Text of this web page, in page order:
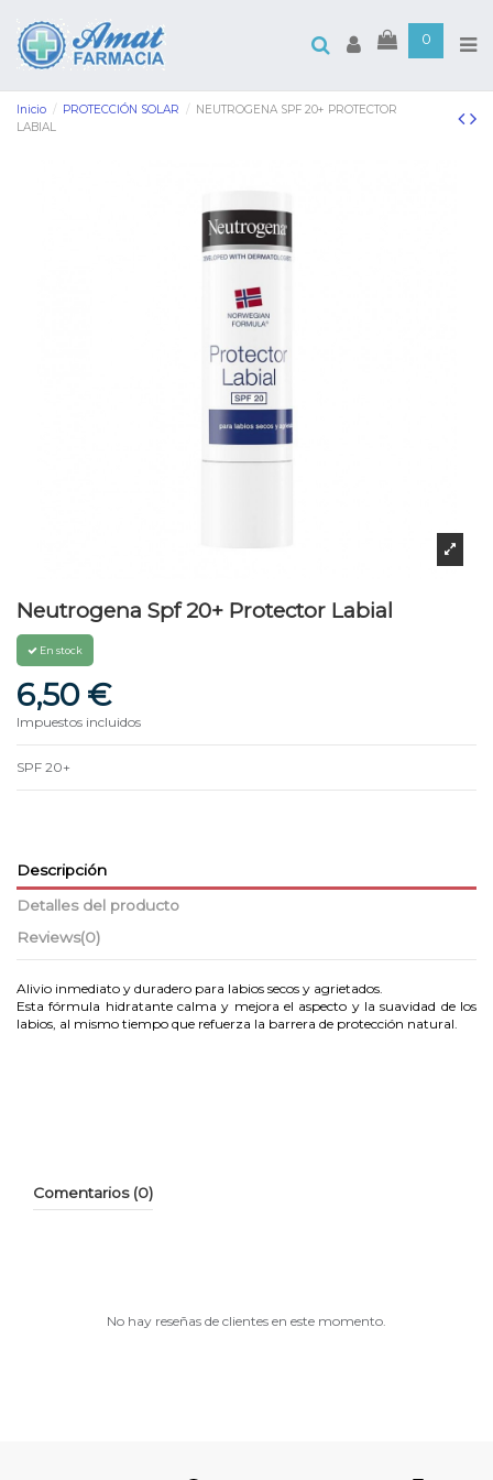
0
Inicio PROTECCIÓN SOLAR
NEUTROGENA SPF 20+ PROTECTOR
LABIAL
Neutrogena Spf 20+ Protector Labial
En stock
6,50 €
Impuestos incluidos
SPF 20+
Descripción
Detalles del producto
Reviews(0)
Alivio inmediato y duradero para labios secos y agrietados.
Esta fórmula hidratante calma y mejora el aspecto y la suavidad de los
labios, al mismo tiempo que refuerza la barrera de protección natural.
Comentarios (0)
No hay reseñas de clientes en este momento.